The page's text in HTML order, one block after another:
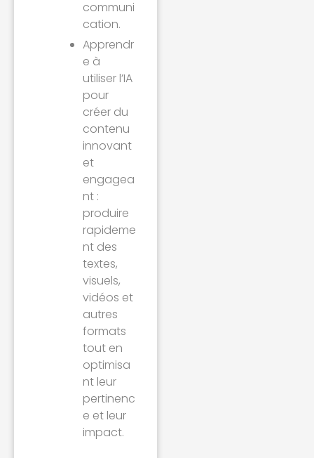
communi
cation.
Apprendr
e à
utiliser l’IA
pour
créer du
contenu
innovant
et
engagea
nt :
produire
rapideme
nt des
textes,
visuels,
vidéos et
autres
formats
tout en
optimisa
nt leur
pertinenc
e et leur
impact.